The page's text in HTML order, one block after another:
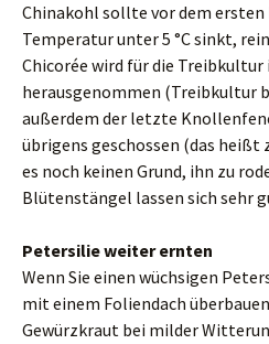
Chinakohl sollte vor dem ersten
Temperatur unter 5 °C sinkt,
Chicorée wird für die Treibkultur
herausgenommen (Treibkultur
außerdem der letzte
übrigens geschossen (das
es noch keinen Grund, ihn zu
Blütenstängel lassen sich sehr
Petersilie weiter ernten
Wenn Sie einen wüchsigen
mit einem Foliendach
Gewürzkraut bei milder